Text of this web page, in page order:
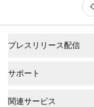
プレスリリース配信
サポート
関連サービス